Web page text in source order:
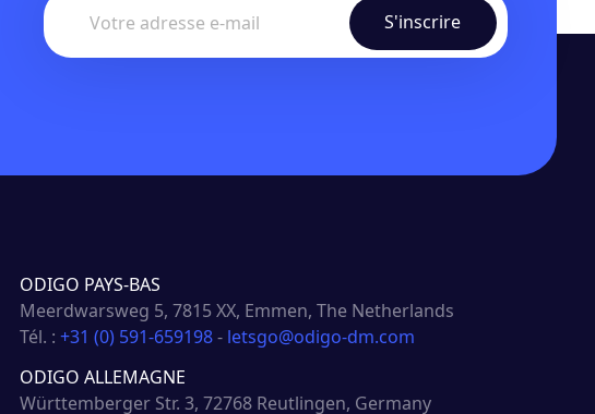
ODIGO PAYS-BAS
Meerdwarsweg 5, 7815 XX, Emmen, The Netherlands
Tél. : +31 (0) 591-659198- letsgo@odigo-dm.com
ODIGO ALLEMAGNE
Württemberger Str. 3, 72768 Reutlingen, Germany